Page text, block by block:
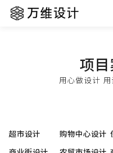
项
用心做设计
超市设计 购物中心设计